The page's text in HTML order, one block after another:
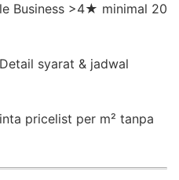
Business >4★ minimal 20
syarat & jadwal
pricelist per m² tanpa